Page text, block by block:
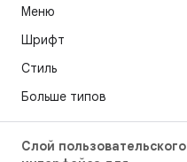
Меню
Шрифт
Стиль
Больше типов
Слой пользовательского